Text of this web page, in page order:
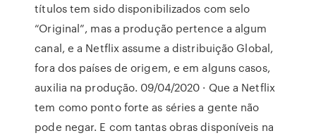
títulos tem sido disponibilizados com selo
“Original”, mas a produção pertence a algum
canal, e a Netflix assume a distribuição Global,
fora dos países de origem, e em alguns casos,
auxilia na produção. 09/04/2020 · Que a Netflix
tem como ponto forte as séries a gente não
pode negar. E com tantas obras disponíveis na